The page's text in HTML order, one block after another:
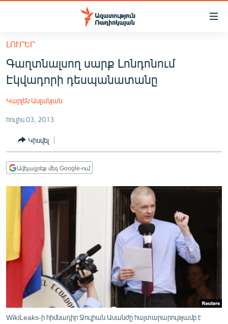
Մատչելիության
հիմնական
բովանդակությանը
Անցնել
հիմնական
մենյուին
ՀԱՅԱՍՏԱՆ
ՔԱՂԱՔԱԿԱՆ
ԸՆՏՐՈՒԹՅՈՒՆՆԵՐ 2026
ԻՐԱՎՈՒՆՔ
ՀԱՍԱՐԱԿՈՒԹՅՈՒՆ
ՏՆՏԵՍՈՒԹՅՈՒՆ
ՊԱՏԵՐԱԶՄԻ 6 ՇԱԲԱԹՆԵՐԸ
ՏԱՐԱԾԱՇՐՋԱՆ
ՄԻՋԱԶԳԱՅԻՆ
ՄՇԱԿՈՒՅԹ
ՍՊՈՐՏ
ՄԵԿՆԱԲԱՆՈՒԹՅՈՒՆ
ՏՏ ԵՒ ԻՆՏԵՐՆԵՏ
ԼՈՒՐԵՐ
Գաղտնալսող սարք Լոնդոնում
Էկվադորի դեսպանատանը
Կարլեն Ասլանյան
հուլիս 03, 2013
Կիսվել
Ավելացրեք մեզ Google-ում
WikiLeaks-ի հիմնադիր Ջուլիան Ասանժը հայտարարությամբ է